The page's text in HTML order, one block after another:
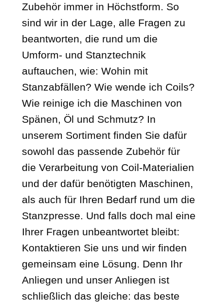
Zubehör immer in Höchstform. So
sind wir in der Lage, alle Fragen zu
beantworten, die rund um die
Umform- und Stanztechnik
auftauchen, wie: Wohin mit
Stanzabfällen? Wie wende ich Coils?
Wie reinige ich die Maschinen von
Spänen, Öl und Schmutz? In
unserem Sortiment finden Sie dafür
sowohl das passende Zubehör für
die Verarbeitung von Coil-Materialien
und der dafür benötigten Maschinen,
als auch für Ihren Bedarf rund um die
Stanzpresse. Und falls doch mal eine
Ihrer Fragen unbeantwortet bleibt:
Kontaktieren Sie uns und wir finden
gemeinsam eine Lösung. Denn Ihr
Anliegen und unser Anliegen ist
schließlich das gleiche: das beste